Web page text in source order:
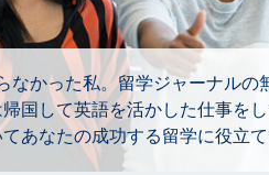
なかった私。留学ジャーナルの
国して英語を活かした仕事を
あなたの成功する留学に役立て